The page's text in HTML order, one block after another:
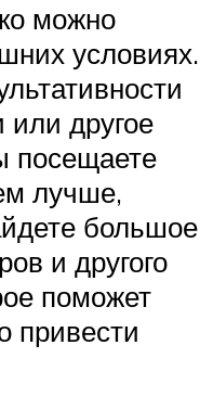
можно
условиях.
или другое
посещаете
лучше,
большое
и другого
поможет
привести